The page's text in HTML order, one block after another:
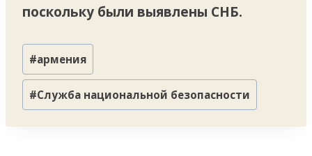
поскольку были выявлены СНБ.
Метки
записи:
#армения
#Служба национальной безопасности